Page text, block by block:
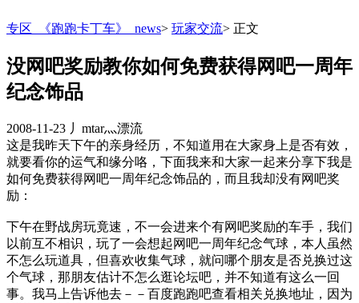
专区_《跑跑卡丁车》_news> 玩家交流> 正文
没网吧奖励教你如何免费获得网吧一周年
纪念饰品
2008-11-23 丿mtar灬漂流
这是我昨天下午的亲身经历，不知道用在大家身上是否有效，
就要看你的运气和缘分咯，下面我来和大家一起来分享下我是
如何免费获得网吧一周年纪念饰品的，而且我却没有网吧奖
励：
下午在野战房玩竟速，不一会进来个有网吧奖励的车手，我们
以前互不相识，玩了一会想起网吧一周年纪念气球，本人虽然
不怎么玩道具，但喜欢收集气球，就问哪个朋友是否兑换过这
个气球，那朋友估计不怎么逛论坛吧，并不知道有这么一回
事。我马上告诉他去－－百度跑跑吧查看相关兑换地址，因为